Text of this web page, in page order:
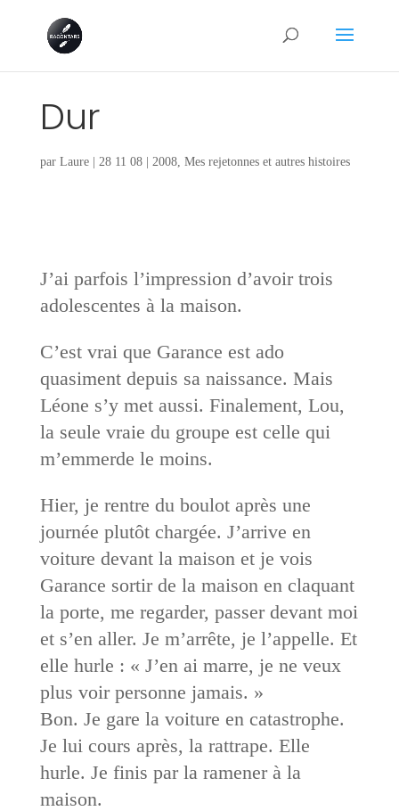
Dur
par Laure| 28 11 08| 2008, Mes rejetonnes et autres histoires
J’ai parfois l’impression d’avoir trois
adolescentes à la maison.
C’est vrai que Garance est ado
quasiment depuis sa naissance. Mais
Léone s’y met aussi. Finalement, Lou,
la seule vraie du groupe est celle qui
m’emmerde le moins.
Hier, je rentre du boulot après une
journée plutôt chargée. J’arrive en
voiture devant la maison et je vois
Garance sortir de la maison en claquant
la porte, me regarder, passer devant moi
et s’en aller. Je m’arrête, je l’appelle. Et
elle hurle : « J’en ai marre, je ne veux
plus voir personne jamais. »
Bon. Je gare la voiture en catastrophe.
Je lui cours après, la rattrape. Elle
hurle. Je finis par la ramener à la
maison.